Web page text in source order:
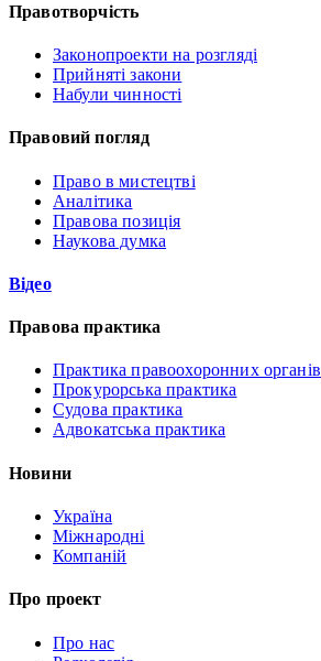
Правотворчість
Законопроекти на розгляді
Прийняті закони
Набули чинності
Правовий погляд
Право в мистецтві
Аналітика
Правова позиція
Наукова думка
Відео
Правова практика
Практика правоохоронних органів
Прокурорська практика
Судова практика
Адвокатська практика
Новини
Україна
Міжнародні
Компаній
Про проект
Про нас